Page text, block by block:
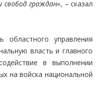
свобод граждан», – сказал
областного управления
власть и главного
в выполнении
на войска национальной